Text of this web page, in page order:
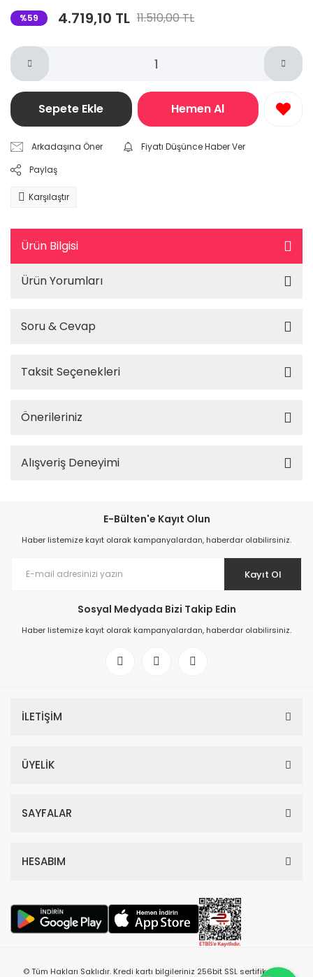
%59 4.719,10 TL 11.510,00 TL
Sepete Ekle Hemen Al
Arkadaşına Öner
Fiyatı Düşünce Haber Ver
Paylaş
Karşılaştır
Ürün Bilgisi
Ürün Yorumları
Soru & Cevap
Taksit Seçenekleri
Önerileriniz
Alışveriş Deneyimi
E-Bülten'e Kayıt Olun
Haber listemize kayıt olarak kampanyalardan, haberdar olabilirsiniz.
Kayıt Ol
Sosyal Medyada Bizi Takip Edin
Haber listemize kayıt olarak kampanyalardan, haberdar olabilirsiniz.
İLETİŞİM
ÜYELİK
SAYFALAR
HESABIM
© Tüm Hakları Saklıdır. Kredi kartı bilgileriniz 256bit SSL sertifikası ile